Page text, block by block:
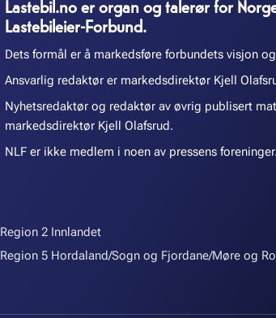
Lastebil.no er organ og talerør for
Lastebileier-Forbund.
Dets formål er å markedsføre forbundets visjon
Ansvarlig redaktør er markedsdirektør Kjell
Nyhetsredaktør og redaktør av øvrig publisert
markedsdirektør Kjell Olafsrud.
NLF er ikke medlem i noen av pressens foreninger.
Region 2 Innlandet
Region 5 Hordaland/Sogn og Fjordane/Møre og